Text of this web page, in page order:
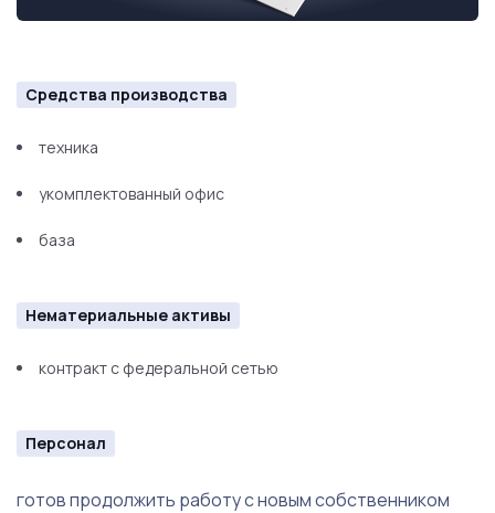
Средства производства
техника
укомплектованный офис
база
Нематериальные активы
контракт с федеральной сетью
Персонал
готов продолжить работу с новым собственником